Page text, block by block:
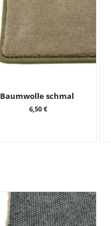
Baumwolle schmal
6,50 €